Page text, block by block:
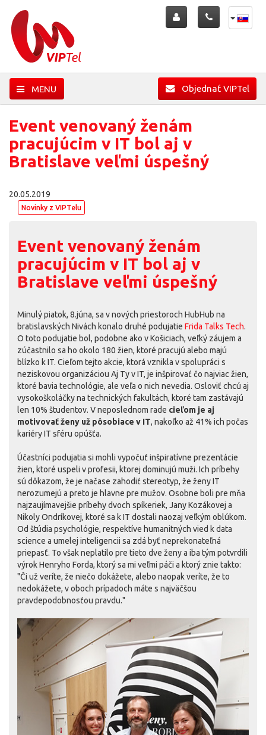
MENU Objednať VIPTel
Event venovaný ženám
pracujúcim v IT bol aj v
Bratislave veľmi úspešný
20.05.2019
Novinky z VIPTelu
Event venovaný ženám
pracujúcim v IT bol aj v
Bratislave veľmi úspešný
Minulý piatok, 8.júna, sa v nových priestoroch HubHub na
bratislavských Nivách konalo druhé podujatie Frida Talks Tech.
O toto podujatie bol, podobne ako v Košiciach, veľký záujem a
zúčastnilo sa ho okolo 180 žien, ktoré pracujú alebo majú
blízko k IT. Cieľom tejto akcie, ktorá vznikla v spolupráci s
neziskovou organizáciou Aj Ty v IT, je inšpirovať čo najviac žien,
ktoré bavia technológie, ale veľa o nich nevedia. Osloviť chcú aj
vy­so­koš­ko­láčky na tech­nic­kých fa­kul­tách, ktoré tam za­stá­vajú
len 10% študentov. V neposlednom rade cieľom je aj
motivovať ženy už pôsobiace v IT, nakoľko až 41% ich počas
kariéry IT sféru opúšťa.
Účastníci podujatia si mohli vypočuť inšpiratívne prezentácie
žien, ktoré uspeli v profesii, ktorej dominujú muži. Ich príbehy
sú dôkazom, že je načase zahodiť stereotyp, že ženy IT
nerozumejú a preto je hlavne pre mužov. Osobne boli pre mňa
najzaujímavejšie príbehy dvoch spíkeriek, Jany Kozákovej a
Nikoly Ondríkovej, ktoré sa k IT dostali naozaj veľkým oblúkom.
Od štúdia psychológie, respektíve humanitných vied k data
science a umelej inteligencii sa zdá byť neprekonateľná
priepasť. To však neplatilo pre tieto dve ženy a iba tým potvrdili
výrok Henryho Forda, ktorý sa mi veľmi páči a ktorý znie takto:
"Či už veríte, že niečo dokážete, alebo naopak veríte, že to
nedokážete, v oboch prípadoch máte s najväčšou
pravdepodobnosťou pravdu."